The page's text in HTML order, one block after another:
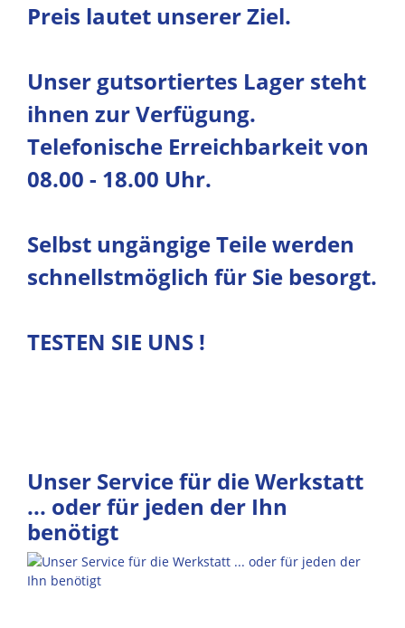
Preis lautet unserer Ziel.
Unser gutsortiertes Lager steht
ihnen zur Verfügung.
Telefonische Erreichbarkeit von
08.00 - 18.00 Uhr.
Selbst ungängige Teile werden
schnellstmöglich für Sie besorgt.
TESTEN SIE UNS !
Unser Service für die Werkstatt
... oder für jeden der Ihn
benötigt